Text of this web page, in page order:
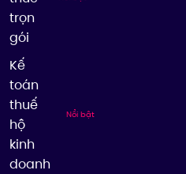
trọn
gói
Kế
toán
thuế
hộ
kinh
doanh
Nổi bật